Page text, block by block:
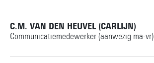
C.M. VAN DEN HEUVEL (CARLIJN)
Communicatiemedewerker (aanwezig ma-vr)